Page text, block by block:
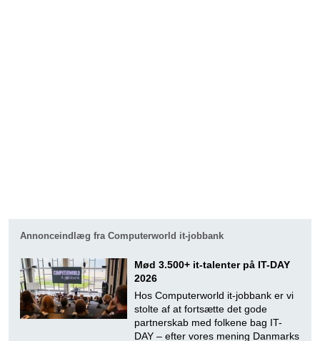
Mød 3.500+ it-talenter på IT-DAY
Hos Computerworld it-jobbank er vi
stolte af at fortsætte det gode
partnerskab med folkene bag IT-
DAY – efter vores mening Danmarks
bedste karrieremesse for unge og
erfarne it-kandidater.